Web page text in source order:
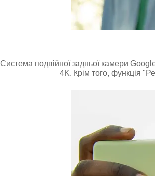
Система подвійної задньої камери
4K. Крім того, функція